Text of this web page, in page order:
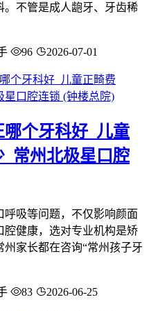
。不管是成人龅牙、牙齿稀
96 2026-07-01
个牙科好_儿童
常州北极星口腔
吸等问题，不仅影响颜面
腔健康，选对专业机构是矫
家长都在咨询“常州孩子牙
83 2026-06-25